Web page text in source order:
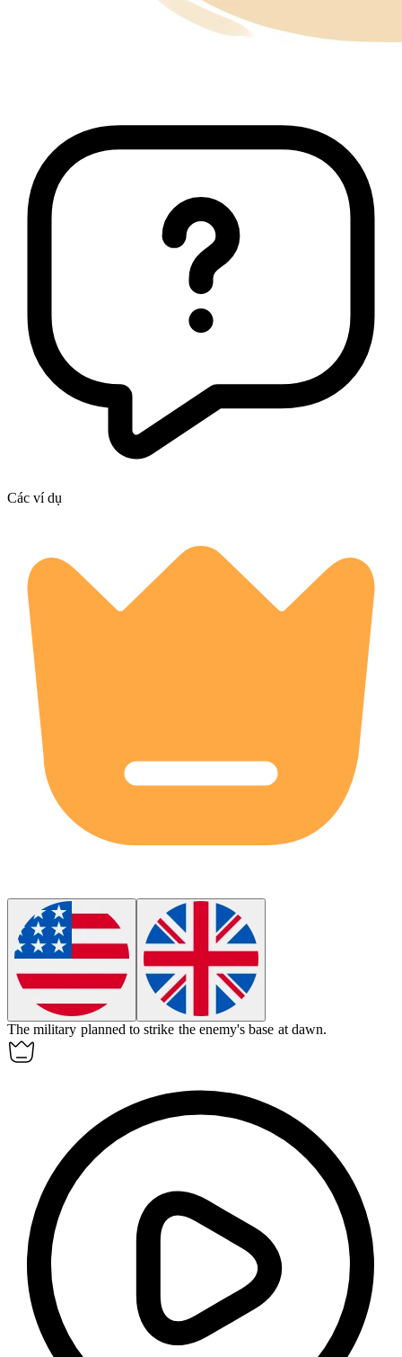
Các ví dụ
The military planned tostrike the enemy's base at dawn.